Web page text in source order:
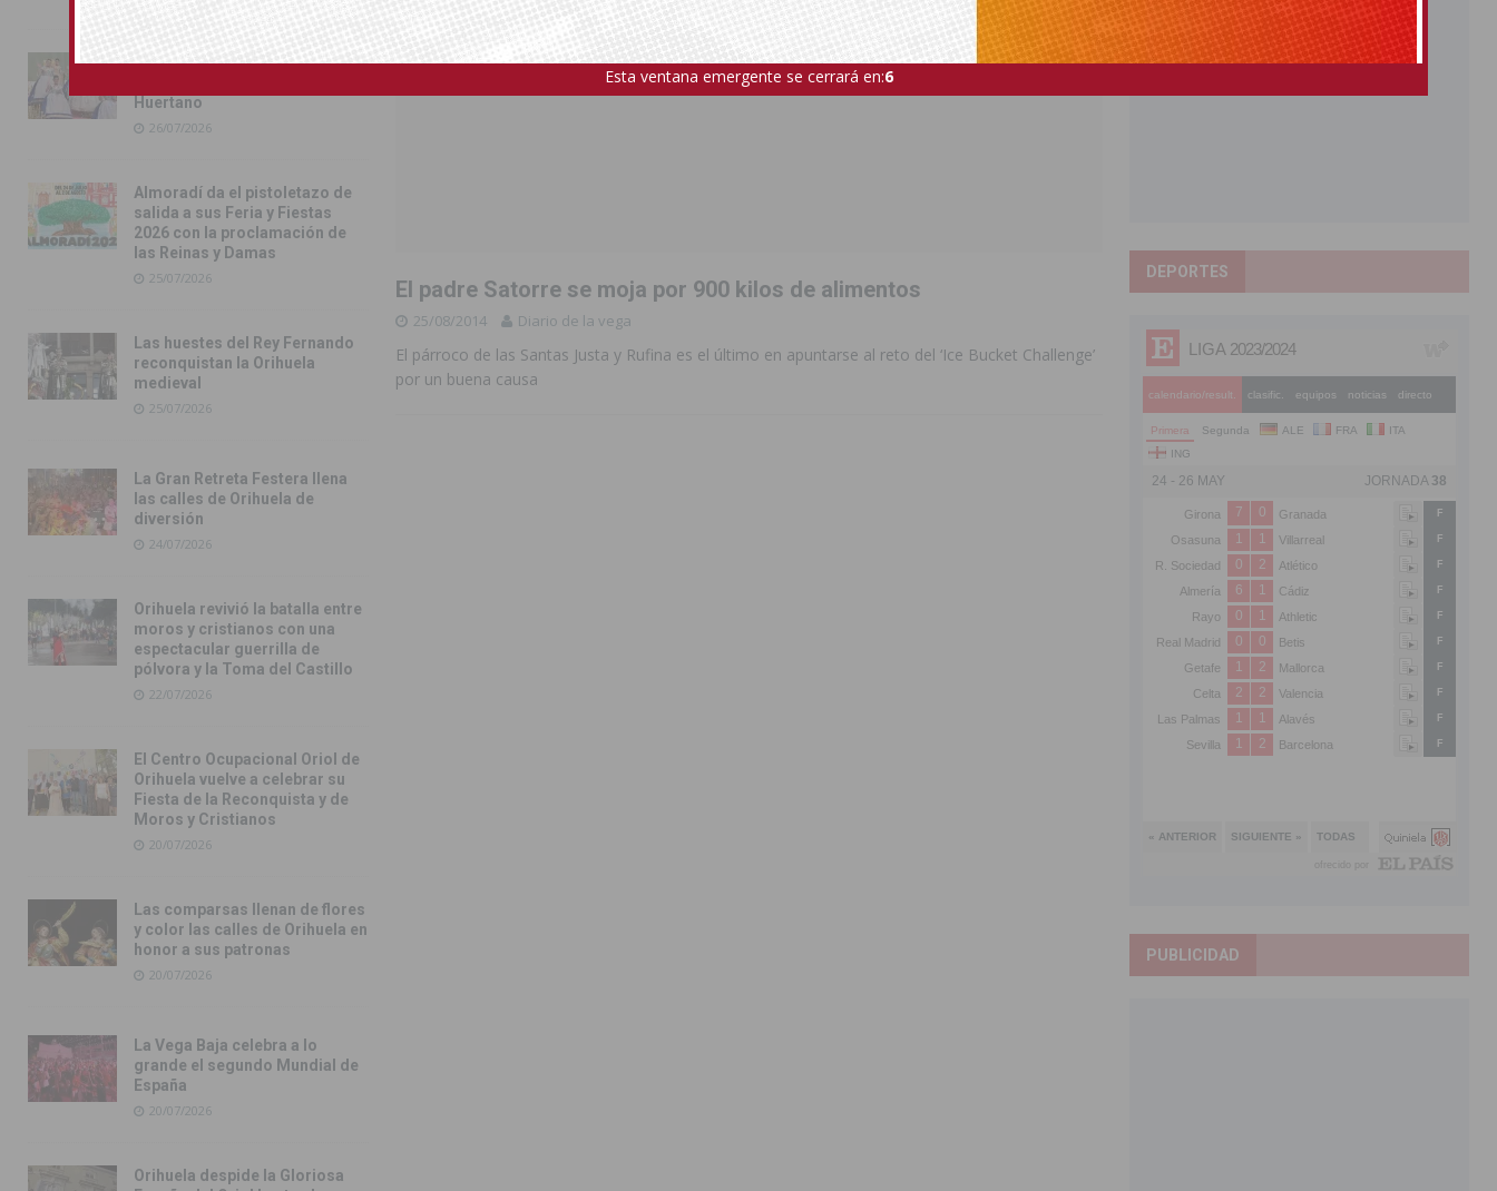
El padre Satorre se moja por 900 kilos de alimentos
25/08/2014 Diario de la vega
El párroco de las Santas Justa y Rufina es el último en apuntarse al reto del ‘Ice Bucket Challenge’
por un buena causa
Almoradí presume de raíces
Huertano
26/07/2026
Almoradí da el pistoletazo de
salida a sus Feria y Fiestas
2026 con la proclamación de
las Reinas y Damas
25/07/2026
Las huestes del Rey Fernando
reconquistan la Orihuela
medieval
25/07/2026
La Gran Retreta Festera llena
las calles de Orihuela de
diversión
24/07/2026
Orihuela revivió la batalla entre
moros y cristianos con una
espectacular guerrilla de
pólvora y la Toma del Castillo
22/07/2026
El Centro Ocupacional Oriol de
Orihuela vuelve a celebrar su
Fiesta de la Reconquista y de
Moros y Cristianos
20/07/2026
Las comparsas llenan de flores
y color las calles de Orihuela en
honor a sus patronas
20/07/2026
La Vega Baja celebra a lo
grande el segundo Mundial de
España
20/07/2026
Orihuela despide la Gloriosa
DEPORTES
PUBLICIDAD
Esta ventana emergente se cerrará en:5